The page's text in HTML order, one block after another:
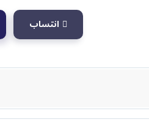
انتساب